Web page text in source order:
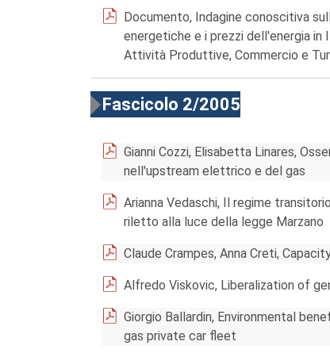
Documento, Indagine conoscitiva
energetiche e i prezzi dell'energia in
Attività Produttive, Commercio e
Fascicolo 2/2005
Gianni Cozzi, Elisabetta Linares,
nell'upstream elettrico e del gas
Arianna Vedaschi, Il regime
riletto alla luce della legge Marzano
Claude Crampes, Anna Creti,
Alfredo Viskovic, Liberalization of
Giorgio Ballardin, Environmental
gas private car fleet